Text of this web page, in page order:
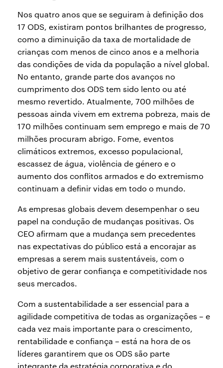
Nos quatro anos que se seguiram à definição dos
17 ODS, existiram pontos brilhantes de progresso,
como a diminuição da taxa de mortalidade de
crianças com menos de cinco anos e a melhoria
das condições de vida da população a nível global.
No entanto, grande parte dos avanços no
cumprimento dos ODS tem sido lento ou até
mesmo revertido. Atualmente, 700 milhões de
pessoas ainda vivem em extrema pobreza, mais de
170 milhões continuam sem emprego e mais de 70
milhões procuram abrigo. Fome, eventos
climáticos extremos, excesso populacional,
escassez de água, violência de género e o
aumento dos conflitos armados e do extremismo
continuam a definir vidas em todo o mundo.
As empresas globais devem desempenhar o seu
papel na condução de mudanças positivas. Os
CEO afirmam que a mudança sem precedentes
nas expectativas do público está a encorajar as
empresas a serem mais sustentáveis, com o
objetivo de gerar confiança e competitividade nos
seus mercados.
Com a sustentabilidade a ser essencial para a
agilidade competitiva de todas as organizações – e
cada vez mais importante para o crescimento,
rentabilidade e confiança – está na hora de os
líderes garantirem que os ODS são parte
integrante da estratégia corporativa e do